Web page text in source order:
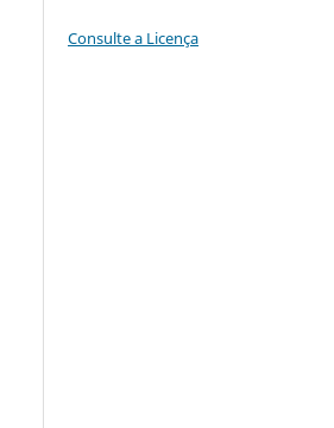
Consulte a Licença